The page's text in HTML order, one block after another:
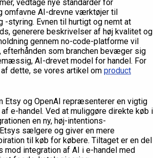
vedtage nye standarder for
omfavne AI-drevne værktøjer til
-styring. Evnen til hurtigt og nemt at
generere beskrivelser af høj kvalitet og
gennem no-code-platforme vil
efterhånden som branchen bevæger sig
AI-drevet model for handel. For
dette, se vores artikel om product
Etsy og OpenAI repræsenterer en vigtig
e-handel. Ved at muliggøre direkte køb i
en ny, høj-intentions-
sælgere og giver en mere
til køb for købere. Tiltaget er en del
mod integration af AI i e-handel med